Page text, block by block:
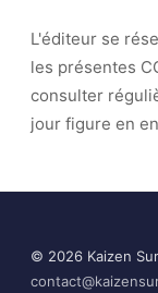
L'éditeur se
les présentes
consulter
jour figure en
© 2026 Kaizen